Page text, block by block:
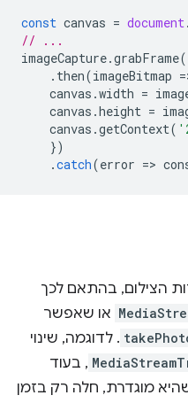
const canvas = document.
// ...
imageCapture.grabFrame
. then(imageBitmap =
canvas .width =
canvas .height =
canvas .getContext(
})
.catch(error =>
הצילום, בהתאם לכך
או שאפשר
. לדוגמה, שינוי
, בעוד
מוגדרת, חלה רק בזמן